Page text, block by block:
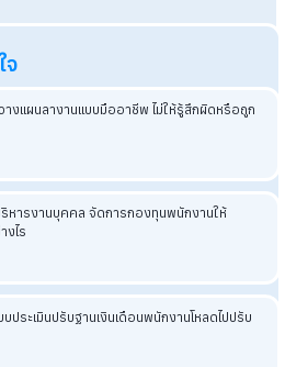
มต้นแห่งพลังบวก การหลีกเลี่ยง 6 สิ่งไม่
สะอาดบ้าน, การสระผม, ใช้ของแตกหัก,
ใส่เสื้อผ้าสีทึบ จะช่วยเปิดปีใหม่ด้วยโชคลา
พลังงานดี ๆ แม้ข้อห้ามเหล่านี้จะอยู่บนพื้น
บรรยากาศในการเริ่มต้นปีใหม่ด้วยความตั้
รมเงินเดือน HumanSoft
ช้ฟรี 30 วัน